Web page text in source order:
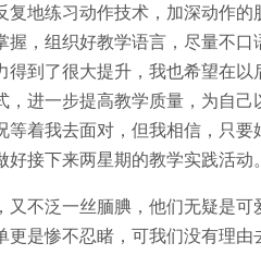
地练习动作技术，加深动作的
，组织好教学语言，尽量不口
到了很大提升，我也希望在以
进一步提高教学质量，为自己
着我去面对，但我相信，只要
接下来两星期的教学实践活动。
不泛一丝腼腆，他们无疑是可
是惨不忍睹，可我们没有理由